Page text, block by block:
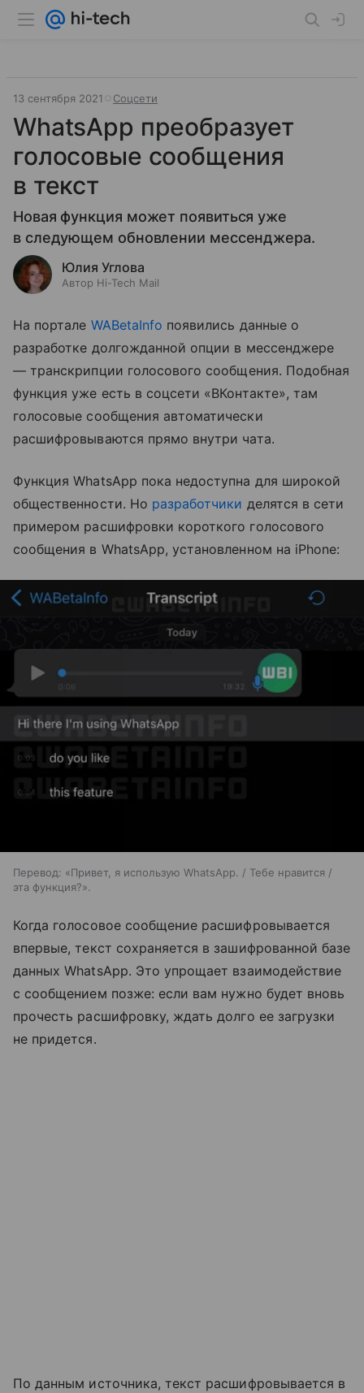
13 сентября 2021 Соцсети
WhatsApp преобразует
голосовые сообщения
в текст
Новая функция может появиться уже
в следующем обновлении мессенджера.
Юлия Углова
Автор Hi-Tech Mail
На портале WABetaInfo появились данные о
разработке долгожданной опции в мессенджере
— транскрипции голосового сообщения. Подобная
функция уже есть в соцсети «ВКонтакте», там
голосовые сообщения автоматически
расшифровываются прямо внутри чата.
Функция WhatsApp пока недоступна для широкой
общественности. Но разработчики делятся в сети
примером расшифровки короткого голосового
сообщения в WhatsApp, установленном на iPhone:
Перевод: «Привет, я использую WhatsApp. / Тебе нравится /
эта функция?».
Когда голосовое сообщение расшифровывается
впервые, текст сохраняется в зашифрованной базе
данных WhatsApp. Это упрощает взаимодействие
с сообщением позже: если вам нужно будет вновь
прочесть расшифровку, ждать долго ее загрузки
не придется.
По данным источника, текст расшифровывается в